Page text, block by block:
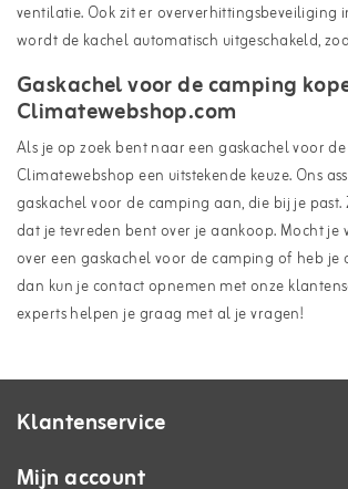
ventilatie. Ook zit er oververhittingsbeveiliging
wordt de kachel automatisch uitgeschakeld,
Gaskachel voor de camping
Climatewebshop.com
Als je op zoek bent naar een gaskachel voor
Climatewebshop een uitstekende keuze. Ons
gaskachel voor de camping aan, die bij je past.
dat je tevreden bent over je aankoop. Mocht je
over een gaskachel voor de camping of heb je
dan kun jecontactopnemen met onze
experts helpen je graag met al je vragen!
Klantenservice
Mijn account